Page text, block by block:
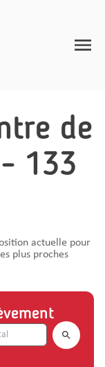
de
133
actuelle pour
plus proches
Search.